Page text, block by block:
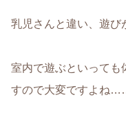
乳児さんと違い、遊び
室内で遊ぶといっても
すので大変ですよね